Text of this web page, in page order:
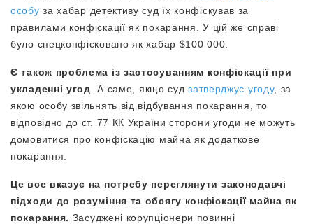
особу за хабар детективу суд їх конфіскував за
правилами конфіскації як покарання. У цій же справі
було спецконфісковано як хабар $100 000.
Є також проблема із застосуванням конфіскації при
укладенні угод . А саме, якщо судзатверджує угоду, за
якою особу звільнять від відбування покарання, то
відповідно до ст. 77 КК України сторони угоди не можуть
домовитися про конфіскацію майна як додаткове
покарання.
Це все вказує на потребу переглянути законодавчі
підходи до розуміння та обсягу конфіскації майна як
покарання. Засуджені корупціонери повинні